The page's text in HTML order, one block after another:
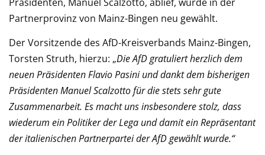
Partnerprovinz von Mainz-Bingen neu gewählt.
Der Vorsitzende des AfD-Kreisverbands Mainz-Bingen,
Torsten Struth, hierzu: „Die AfD gratuliert herzlich dem
neuen Präsidenten Flavio Pasini und dankt dem bisherigen
Präsidenten Manuel Scalzotto für die stets sehr gute
Zusammenarbeit. Es macht uns insbesondere stolz, dass
wiederum ein Politiker der Lega und damit ein Repräsentant
der italienischen Partnerpartei der AfD gewählt wurde.“